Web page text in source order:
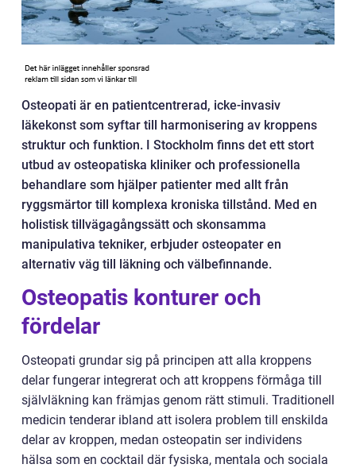
Osteopati är en patientcentrerad, icke-invasiv
läkekonst som syftar till harmonisering av kroppens
struktur och funktion. I Stockholm finns det ett stort
utbud av osteopatiska kliniker och professionella
behandlare som hjälper patienter med allt från
ryggsmärtor till komplexa kroniska tillstånd. Med en
holistisk tillvägagångssätt och skonsamma
manipulativa tekniker, erbjuder osteopater en
alternativ väg till läkning och välbefinnande.
Osteopatis konturer och
fördelar
Osteopati grundar sig på principen att alla kroppens
delar fungerar integrerat och att kroppens förmåga till
självläkning kan främjas genom rätt stimuli. Traditionell
medicin tenderar ibland att isolera problem till enskilda
delar av kroppen, medan osteopatin ser individens
hälsa som en cocktail där fysiska, mentala och sociala